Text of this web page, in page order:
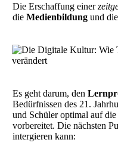
Die Erschaffung einer
die Medienbildung und
Es geht darum, den
Bedürfnissen des 21.
und Schüler optimal auf die
vorbereitet. Die nächsten
intergieren kann: